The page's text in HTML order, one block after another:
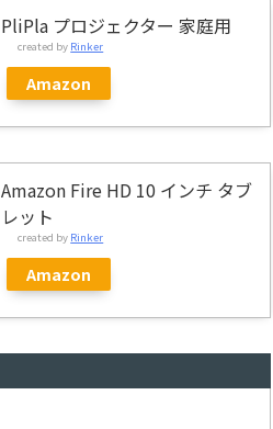
PliPla プロジェクター 家庭用
created by Rinker
Amazon
Amazon Fire HD 10 インチ タブ
レット
created by Rinker
Amazon